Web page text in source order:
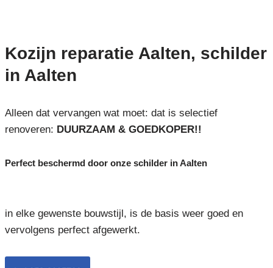
Kozijn reparatie Aalten, schilder
in Aalten
Alleen dat vervangen wat moet: dat is selectief
renoveren: DUURZAAM & GOEDKOPER!!
Perfect beschermd door onze schilder in Aalten
in elke gewenste bouwstijl, is de basis weer goed en
vervolgens perfect afgewerkt.